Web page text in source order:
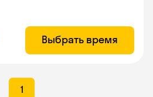
Выбрать время
1